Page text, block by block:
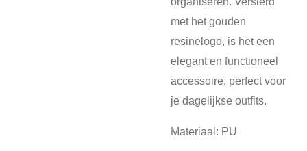
met het gouden
resinelogo, is het een
elegant en functioneel
accessoire, perfect voor
je dagelijkse outfits.
Materiaal: PU